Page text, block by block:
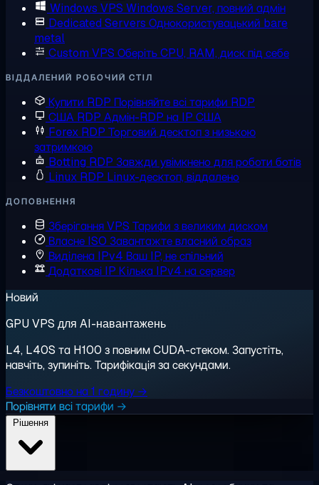
Windows VPS Windows Server, повний адмін
Dedicated Servers Однокористувацький bare
metal
Custom VPS Оберіть CPU, RAM, диск під себе
ВІДДАЛЕНИЙ РОБОЧИЙ СТІЛ
Купити RDP Порівняйте всі тарифи RDP
США RDP Адмін-RDP на IP США
Forex RDP Торговий десктоп з низькою
затримкою
Botting RDP Завжди увімкнено для роботи ботів
Linux RDP Linux-десктоп, віддалено
ДОПОВНЕННЯ
Зберігання VPS Тарифи з великим диском
Власне ISO Завантажте власний образ
Виділена IPv4 Ваш IP, не спільний
Додаткові IP Кілька IPv4 на сервер
Новий
GPU VPS для AI-навантажень
L4, L40S та H100 з повним CUDA-стеком. Запустіть,
навчіть, зупиніть. Тарифікація за секундами.
Безкоштовно на 1 годину →
Порівняти всі тарифи →